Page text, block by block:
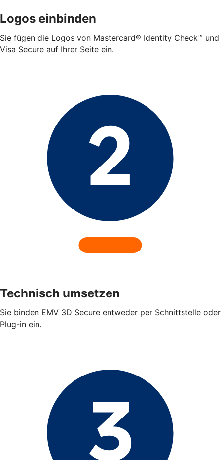
Logos einbinden
Sie fügen die Logos von Mastercard® Identity Check™ und
Visa Secure auf Ihrer Seite ein.
Technisch umsetzen
Sie binden EMV 3D Secure entweder per Schnittstelle oder
Plug-in ein.